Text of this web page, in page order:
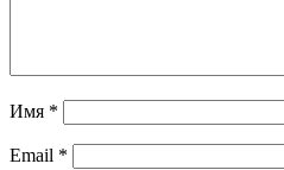
Имя *
Email *